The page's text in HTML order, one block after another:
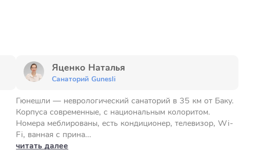
Яценко Наталья
Санаторий Gunesli
Гюнешли — неврологический санаторий в 35 км от Баку.
Корпуса современные, с национальным колоритом.
Номера меблированы, есть кондиционер, телевизор, Wi-
Fi, ванная с прина...
читать далее